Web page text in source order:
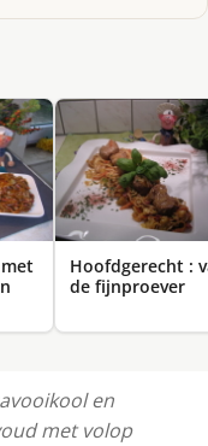
Hoofdgerecht :
de fijnproever
en
met volop